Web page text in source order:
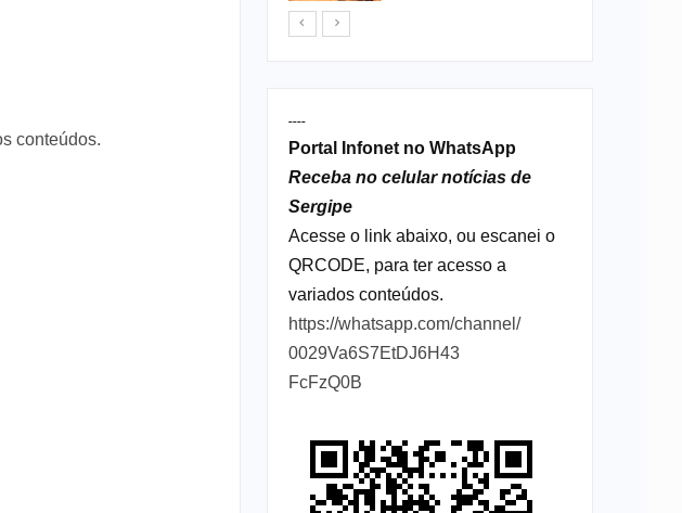
conteúdos.
----
Portal Infonet no WhatsApp
Receba no celular notícias de
Sergipe
Acesse o link abaixo, ou escanei o
QRCODE, para ter acesso a
variados conteúdos.
https://whatsapp.com/channel/
0029Va6S7EtDJ6H43
FcFzQ0B